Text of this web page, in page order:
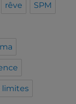
rêve SPM
limites